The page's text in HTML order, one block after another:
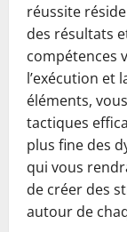
réussite
des résultats
compétences
l’exécution et
éléments,
tactiques
plus fine des
qui vous
de créer des
autour de